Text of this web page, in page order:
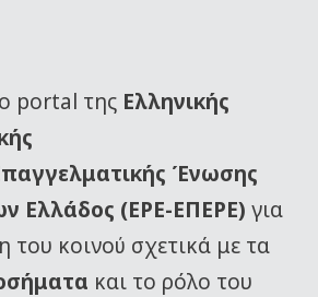
portal της Ελληνικής
Ένωσης
Ελλάδος (ΕΡΕ-ΕΠΕΡΕ) για
του κοινού σχετικά με τα
και το ρόλο του